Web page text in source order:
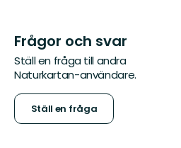
Frågor och svar
Ställ en fråga till andra
Naturkartan-användare.
Ställ en fråga